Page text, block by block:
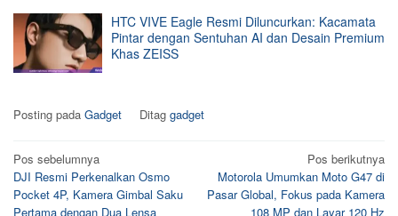
HTC VIVE Eagle Resmi Diluncurkan: Kacamata
Pintar dengan Sentuhan AI dan Desain Premium
Khas ZEISS
Posting pada Gadget Ditag gadget
Navigasi
pos
Pos sebelumnya
DJI Resmi Perkenalkan Osmo
Pocket 4P, Kamera Gimbal Saku
Pertama dengan Dua Lensa
Pos berikutnya
Motorola Umumkan Moto G47 di
Pasar Global, Fokus pada Kamera
108 MP dan Layar 120 Hz